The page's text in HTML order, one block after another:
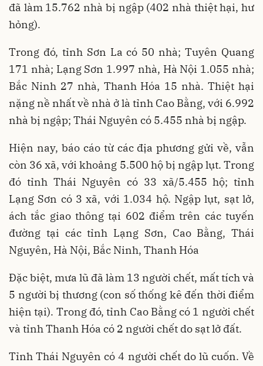
đã làm 15.762 nhà bị ngập (402 nhà thiệt hại, hư
hỏng).
Trong đó, tỉnh Sơn La có 50 nhà; Tuyên Quang
171 nhà; Lạng Sơn 1.997 nhà, Hà Nội 1.055 nhà;
Bắc Ninh 27 nhà, Thanh Hóa 15 nhà. Thiệt hại
nặng nề nhất về nhà ở là tỉnh Cao Bằng, với 6.992
nhà bị ngập; Thái Nguyên có 5.455 nhà bị ngập.
Hiện nay, báo cáo từ các địa phương gửi về, vẫn
còn 36 xã, với khoảng 5.500 hộ bị ngập lụt. Trong
đó tỉnh Thái Nguyên có 33 xã/5.455 hộ; tỉnh
Lạng Sơn có 3 xã, với 1.034 hộ. Ngập lụt, sạt lở,
ách tắc giao thông tại 602 điểm trên các tuyến
đường tại các tỉnh Lạng Sơn, Cao Bằng, Thái
Nguyên, Hà Nội, Bắc Ninh, Thanh Hóa
Đặc biệt, mưa lũ đã làm 13 người chết, mất tích và
5 người bị thương (con số thống kê đến thời điểm
hiện tại). Trong đó, tỉnh Cao Bằng có 1 người chết
và tỉnh Thanh Hóa có 2 người chết do sạt lở đất.
Tỉnh Thái Nguyên có 4 người chết do lũ cuốn. Về